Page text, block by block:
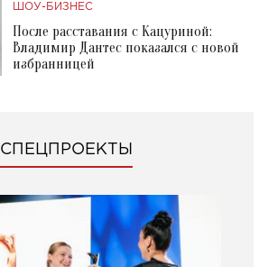
ШОУ-БИЗНЕС
После расставания с Кацуриной:
Владимир Дантес показался с новой
избранницей
СПЕЦПРОЕКТЫ